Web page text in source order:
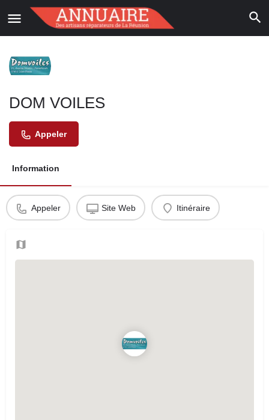
DOM VOILES
Appeler
Information
Appeler Site Web Itinéraire